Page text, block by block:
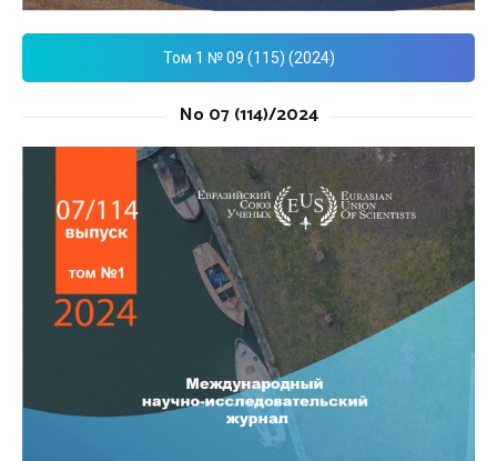
Том 1 № 09 (115) (2024)
No 07 (114)/2024